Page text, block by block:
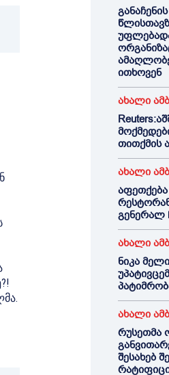
ითხოვენ
ახალი
თითქმის
ახალი
გენერალ
ახალი
ნიკა
ახალი
რუსეთმა
შესახებ